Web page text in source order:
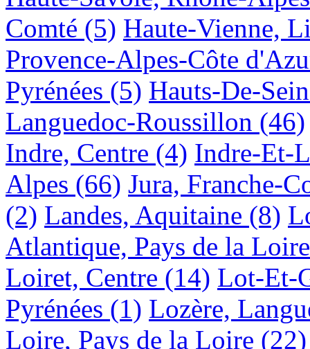
Comté (5) Haute-Vienne,
Provence-Alpes-Côte
Pyrénées (5) Hauts-De-
Languedoc-Roussillon (46)
Indre, Centre (4) Indre-Et-
Alpes (66) Jura, Franche-
(2) Landes, Aquitaine (8)
Atlantique, Pays de la Loire
Loiret, Centre (14) Lot-Et-
Pyrénées (1) Lozère,
Loire, Pays de la Loire (22)